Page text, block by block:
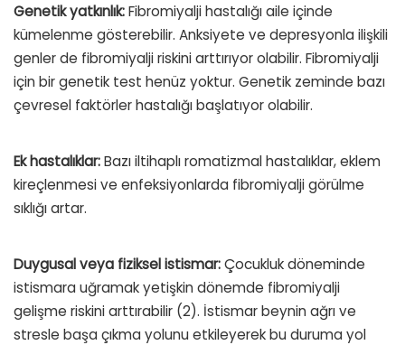
Genetik yatkınlık:Fibromiyalji hastalığı aile içinde
kümelenme gösterebilir. Anksiyete ve depresyonla ilişkili
genler de fibromiyalji riskini arttırıyor olabilir. Fibromiyalji
için bir genetik test henüz yoktur. Genetik zeminde bazı
çevresel faktörler hastalığı başlatıyor olabilir.
Ek hastalıklar:Bazı iltihaplı romatizmal hastalıklar, eklem
kireçlenmesi ve enfeksiyonlarda fibromiyalji görülme
sıklığı artar.
Duygusal veya fiziksel istismar:Çocukluk döneminde
istismara uğramak yetişkin dönemde fibromiyalji
gelişme riskini arttırabilir (2). İstismar beynin ağrı ve
stresle başa çıkma yolunu etkileyerek bu duruma yol